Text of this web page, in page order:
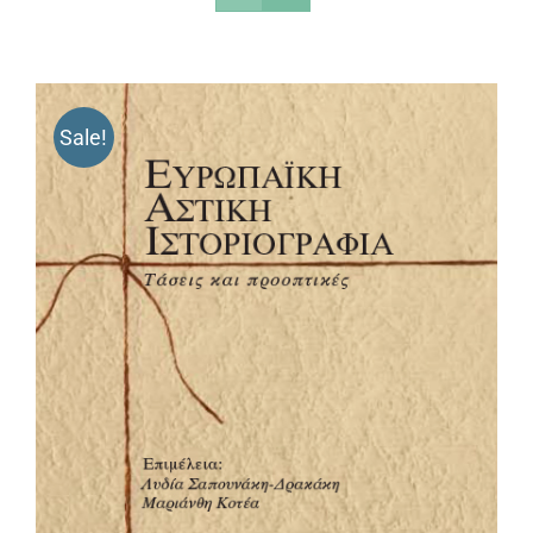
Sale!